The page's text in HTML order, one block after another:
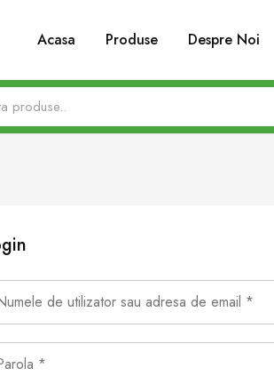
Acasa Produse Despre Noi